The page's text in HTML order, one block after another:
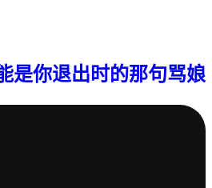
是你退出时的那句骂娘